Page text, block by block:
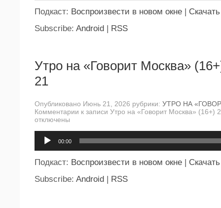
Подкаст: Воспроизвести в новом окне
Скачать
Subscribe: Android RSS
Утро на «Говорит Москва»
21
Опубликовано Июнь 21, 2026 рубрики: УТРО НА
Комментарии к записи Утро на «Говорит Москва» (16+)
отключены
00:00
Подкаст: Воспроизвести в новом окне | Скачать
Subscribe: Android | RSS